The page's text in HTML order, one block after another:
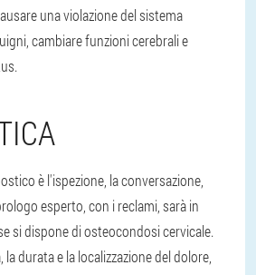
una violazione del sistema
cambiare funzioni cerebrali e
è l'ispezione, la conversazione,
esperto, con i reclami, sarà in
si dispone di osteocondosi cervicale.
durata e la localizzazione del dolore,